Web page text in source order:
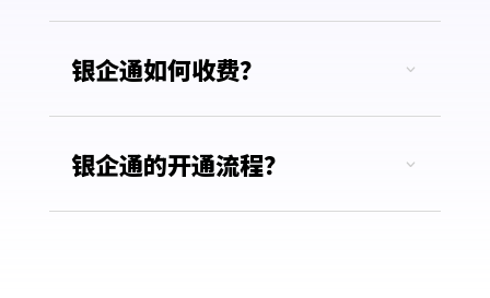
银企通如何收费？
银企通的开通流程？